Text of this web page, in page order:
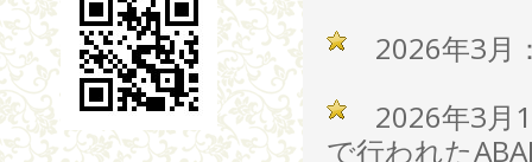
2026年3月
2026年3月
で行われた